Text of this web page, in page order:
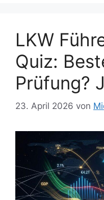
LKW
Quiz:
Prüfung?
23. April 2026 von